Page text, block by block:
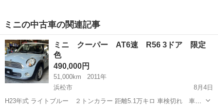
ミニの中古車の関連記事
ミニ クーパー AT6速 R56 3ドア 限定
色
490,000円
51,000km
2011年
浜松市
8月4日
H23年式 ライトブルー ２トンカラー 距離5.1万キロ 車検切れ 車検